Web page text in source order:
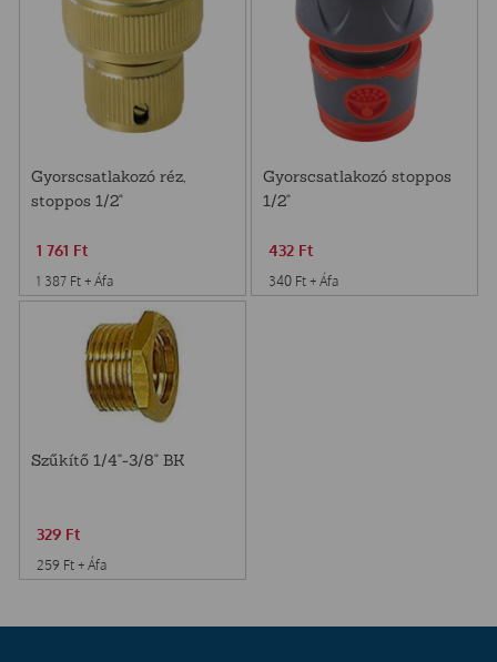
Gyorscsatlakozó réz,
stoppos 1/2"
1 761 Ft
1 387 Ft + Áfa
Gyorscsatlakozó stoppos
1/2"
432 Ft
340 Ft + Áfa
Szűkítő 1/4"-3/8" BK
329 Ft
259 Ft + Áfa